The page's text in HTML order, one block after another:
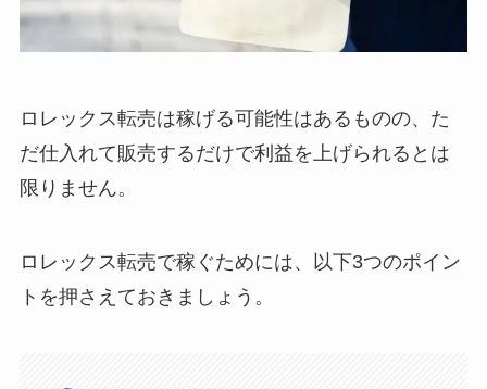
ロレックス転売は稼げる可能性はあるものの、た
だ仕入れて販売するだけで利益を上げられるとは
限りません。
ロレックス転売で稼ぐためには、以下3つのポイン
トを押さえておきましょう。